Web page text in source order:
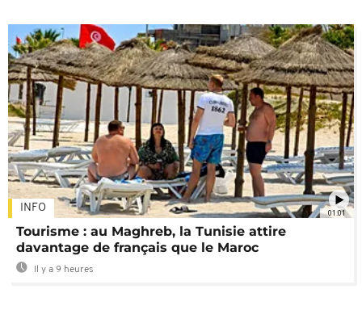
01:01
INFO
Tourisme : au Maghreb, la Tunisie attire
davantage de français que le Maroc
Il y a 9 heures